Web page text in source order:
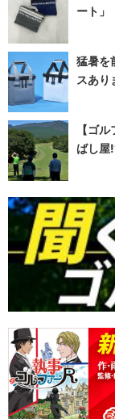
ート」
猛暑を
スあり
【ゴ
ばし